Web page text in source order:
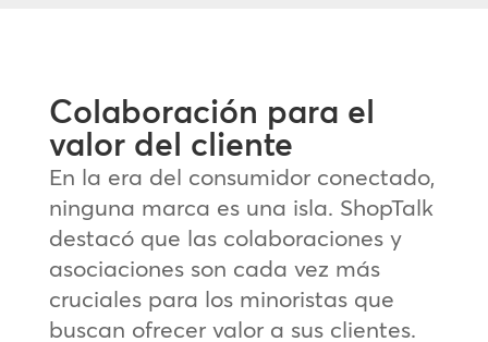
Colaboración para el
valor del cliente
En la era del consumidor conectado,
ninguna marca es una isla. ShopTalk
destacó que las colaboraciones y
asociaciones son cada vez más
cruciales para los minoristas que
buscan ofrecer valor a sus clientes.